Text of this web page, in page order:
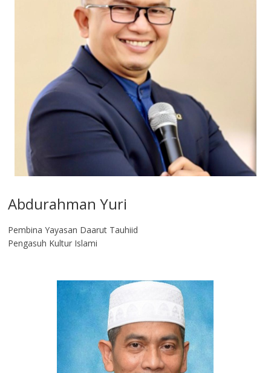
Abdurahman Yuri
Pembina Yayasan Daarut Tauhiid
Pengasuh Kultur Islami